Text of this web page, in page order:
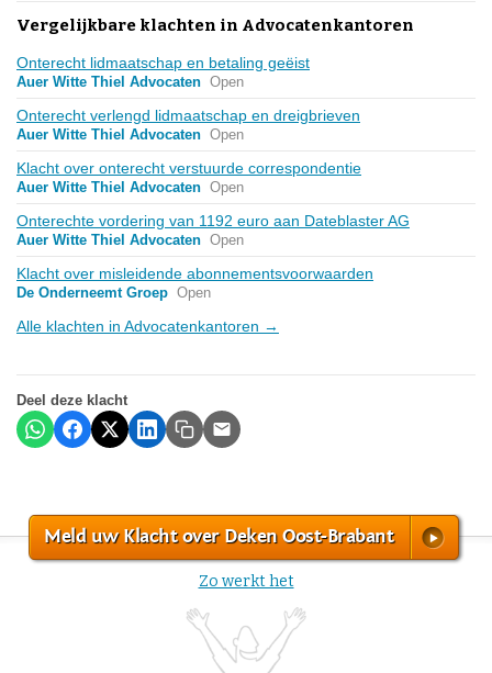
Vergelijkbare klachten in Advocatenkantoren
Onterecht lidmaatschap en betaling geëist
Auer Witte Thiel Advocaten Open
Onterecht verlengd lidmaatschap en dreigbrieven
Auer Witte Thiel Advocaten Open
Klacht over onterecht verstuurde correspondentie
Auer Witte Thiel Advocaten Open
Onterechte vordering van 1192 euro aan Dateblaster AG
Auer Witte Thiel Advocaten Open
Klacht over misleidende abonnementsvoorwaarden
De Onderneemt Groep Open
Alle klachten in Advocatenkantoren →
Deel deze klacht
Meld uw Klacht over Deken Oost-Brabant
Zo werkt het